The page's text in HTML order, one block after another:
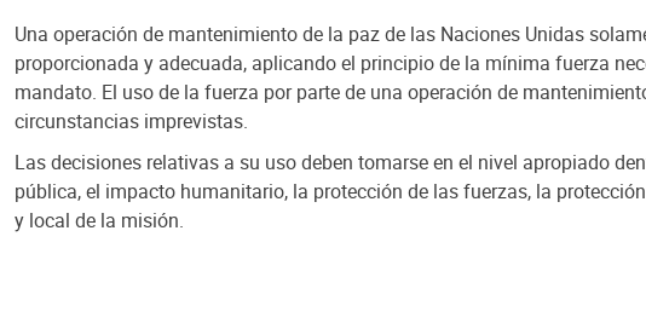
Una operación de mantenimiento de la paz de las Naciones Unidas
proporcionada y adecuada, aplicando el principio de la mínima fuerza
mandato. El uso de la fuerza por parte de una operación de
circunstancias imprevistas.
Las decisiones relativas a su uso deben tomarse en el nivel apropiado
pública, el impacto humanitario, la protección de las fuerzas, la
y local de la misión.